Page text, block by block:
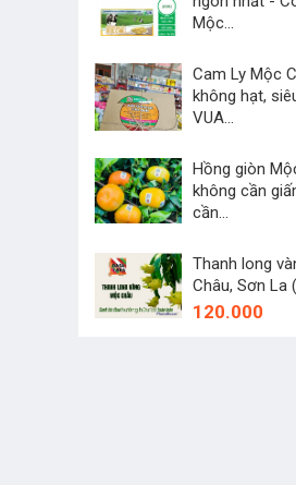
Mộc...
Cam Ly Mộc
không hạt,
VUA...
Hồng giòn
không cần
cần...
Thanh long
Châu, Sơn La
120.000